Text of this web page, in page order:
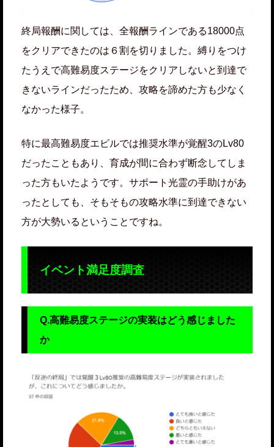
終局報酬に関しては、全報酬ラインである18000点
をクリアできたのは６割を切りました。縛りをつけ
たうえで高難易度ステージをクリアしないと到達で
きないラインだったため、攻略を諦めた方も少なく
なかった様子。
特に最高難易度エビルでは推奨水準が覚醒3のLv80
だったこともあり、育成が間に合わず断念してしま
った方もいたようです。サポート光霊の手助けがあ
ったとしても、そもそもの攻略水準に到達できない
方が大勢いるということですね。
イベント満足度調査
Q.高難易度ステージの実装はどう感じました
か